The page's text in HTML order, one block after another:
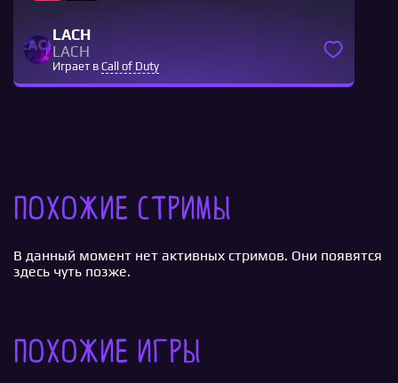
LACH
LACH
Играет в Call of Duty
Похожие стримы
В данный момент нет активных стримов. Они появятся
здесь чуть позже.
Похожие игры